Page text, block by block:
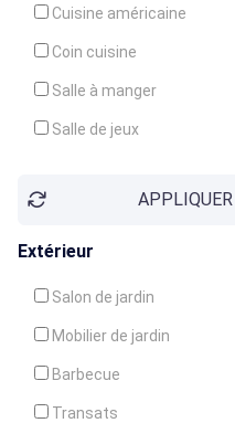
Cuisine américaine
Coin cuisine
Salle à manger
Salle de jeux
Balcon / Terrasse
APPLIQUER
Extérieur
Salon de jardin
Mobilier de jardin
Barbecue
Transats